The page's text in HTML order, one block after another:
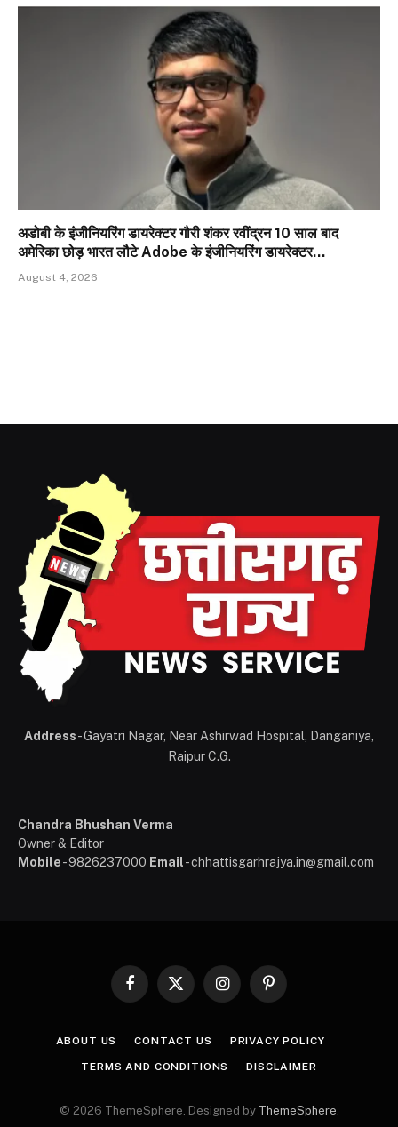
अडोबी के इंजीनियरिंग डायरेक्टर गौरी शंकर रवींद्रन 10 साल बाद
अमेरिका छोड़ भारत लौटे Adobe के इंजीनियरिंग डायरेक्टर…
August 4, 2026
Address- Gayatri Nagar, Near Ashirwad Hospital, Danganiya,
Raipur C.G.
Chandra Bhushan Verma
Owner & Editor
Mobile- 9826237000 Email- chhattisgarhrajya.in@gmail.com
Facebook
X
InstagramPinterest
ABOUT US CONTACT US PRIVACY POLICY
TERMS AND CONDITIONS DISCLAIMER
© 2026 ThemeSphere. Designed by ThemeSphere.